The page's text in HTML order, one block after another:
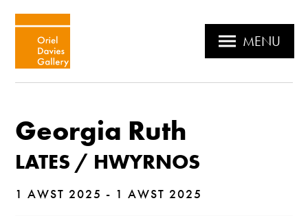
MENU
Georgia Ruth
LATES / HWYRNOS
1 AWST 2025 - 1 AWST 2025